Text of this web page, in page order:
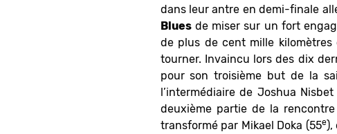
dans leur antre en demi-finale
Bluesde miser sur un fort
de plus de cent mille
tourner. Invaincu lors des dix
pour son troisième but de la
l’intermédiaire de Joshua
deuxième partie de la
transformé par Mikael Doka (55e),